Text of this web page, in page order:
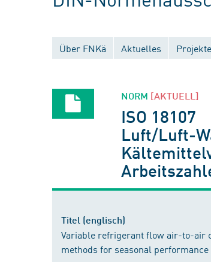
Über FNKä Aktuelles Projekte
NORM [AKTUELL]
ISO 18107
Luft/Luft-
Titel (englisch)
Variable refrigerant flow air-to-air
methods for seasonal